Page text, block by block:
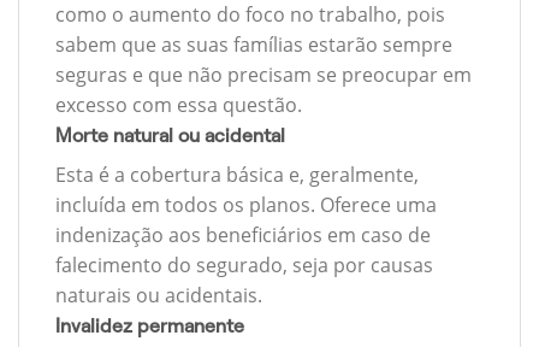
como o aumento do foco no trabalho, pois
sabem que as suas famílias estarão sempre
seguras e que não precisam se preocupar em
excesso com essa questão.
Morte natural ou acidental
Esta é a cobertura básica e, geralmente,
incluída em todos os planos. Oferece uma
indenização aos beneficiários em caso de
falecimento do segurado, seja por causas
naturais ou acidentais.
Invalidez permanente